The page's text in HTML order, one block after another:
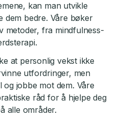
kan man utvikle
dem bedre. Våre bøker
metoder, fra mindfulness-
at personlig vekst ikke
utfordringer, men
og jobbe mot dem. Våre
råd for å hjelpe deg
alle områder.